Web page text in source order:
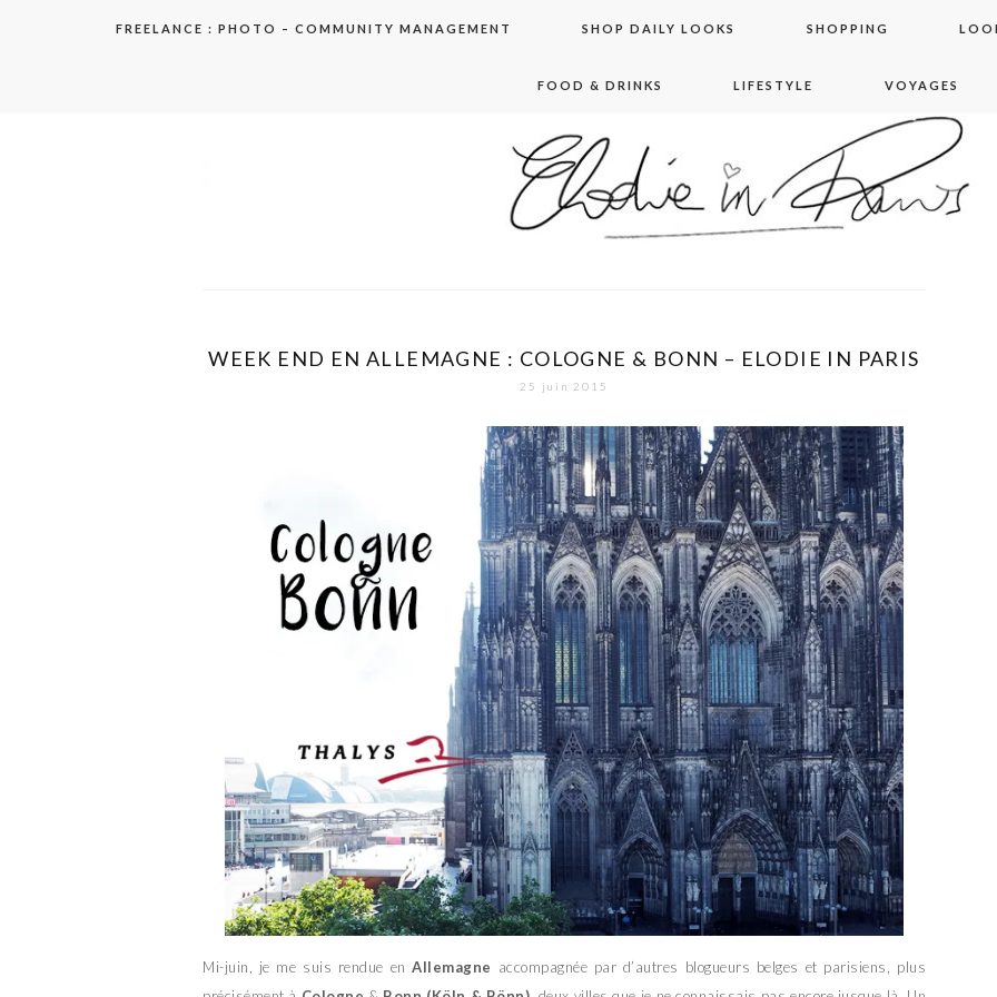
FREELANCE : PHOTO – COMMUNITY MANAGEMENT SHOP DAILY LOOKS SHOPPING
FOOD & DRINKS LIFESTYLE VOYAGES
elodie in paris
WEEK END EN ALLEMAGNE : COLOGNE & BONN – ELODIE IN PARIS
25 juin 2015
Mi-juin, je me suis rendue enAllemagne accompagnée par d’autres blogueurs belges et parisiens, plus